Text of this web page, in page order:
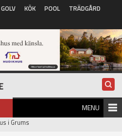
GOLV KÖK POOL
TRÄDGÅRD
MENU
i Grums